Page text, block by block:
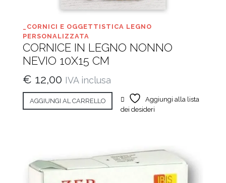
_CORNICI E OGGETTISTICA LEGNO
PERSONALIZZATA
CORNICE IN LEGNO NONNO
NEVIO 10X15 CM
€ 12,00 IVA inclusa
AGGIUNGI AL CARRELLO
Aggiungi alla lista
dei desideri